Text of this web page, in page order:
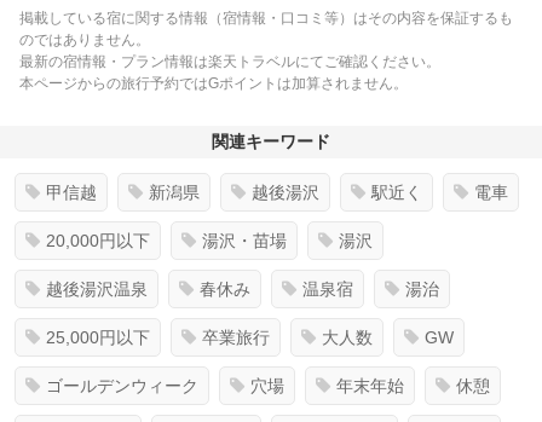
掲載している宿に関する情報（宿情報・口コミ等）はその内容を保証するも
のではありません。
最新の宿情報・プラン情報は楽天トラベルにてご確認ください。
本ページからの旅行予約ではGポイントは加算されません。
関連キーワード
甲信越 新潟県 越後湯沢 駅近く 電車
20,000円以下 湯沢・苗場 湯沢
越後湯沢温泉 春休み 温泉宿 湯治
25,000円以下 卒業旅行 大人数 GW
ゴールデンウィーク 穴場 年末年始 休憩